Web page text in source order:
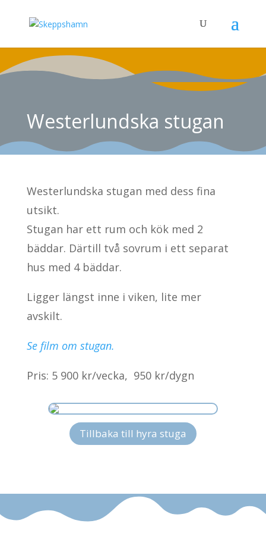
Westerlundska stugan
Westerlundska stugan med dess fina
utsikt.
Stugan har ett rum och kök med 2
bäddar. Därtill två sovrum i ett separat
hus med 4 bäddar.
Ligger längst inne i viken, lite mer
avskilt.
Se film om stugan.
Pris: 5 900 kr/vecka, 950 kr/dygn
Tillbaka till hyra stuga